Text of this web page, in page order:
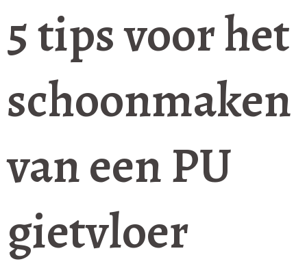
5 tips voor het
schoonmaken
van een PU
gietvloer